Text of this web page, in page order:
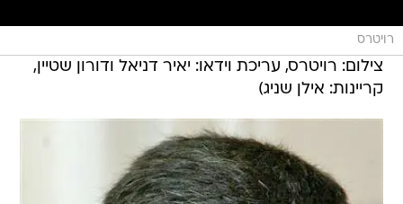
רויטרס
צילום: רויטרס, עריכת וידאו: יאיר דניאל ודורון שטיין,
קריינות: אילן שניג)